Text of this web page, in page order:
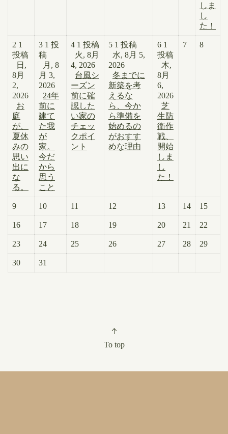
しま
し
た！
2 1
投稿
日,
8月
2,
2026
お
庭
が、
夏休
みの
思い
出に
な
る。
3 1 投
稿
月, 8
月 3,
2026
24年
前に
建て
た我
が
家。
今だ
から
思う
こと
4 1 投稿
火, 8月
4, 2026
台風シ
ーズン
前に確
認した
い家の
チェッ
クポイ
ント
5 1 投稿
水, 8月 5,
2026
冬までに
新築を考
えるな
ら、今か
ら準備を
始めるの
がおすす
めな理由
6 1
投稿
木,
8月
6,
2026
芝
生防
衛作
戦、
開始
しま
し
た！
7 8
9 10 11 12 13 14 15
16 17 18 19 20 21 22
23 24 25 26 27 28 29
30 31
To top